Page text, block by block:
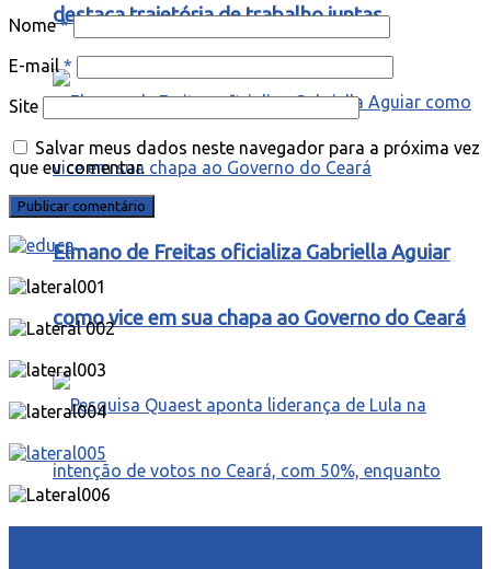
destaca trajetória de trabalho juntas
Elmano de Freitas oficializa Gabriella Aguiar
como vice em sua chapa ao Governo do Ceará
Nome*
E-mail*
Site
Salvar meus dados neste navegador para a próxima vez
que eu comentar.